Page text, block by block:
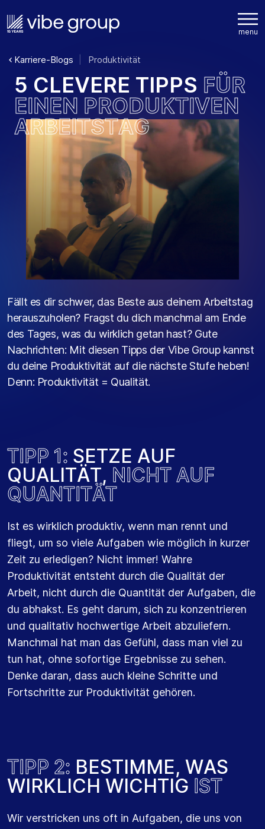
Karriere-Blogs Produktivität
5 CLEVERE TIPPS FÜR
EINEN PRODUKTIVEN
ARBEITSTAG
Fällt es dir schwer, das Beste aus deinem Arbeitstag
herauszuholen? Fragst du dich manchmal am Ende
des Tages, was du wirklich getan hast? Gute
Nachrichten: Mit diesen Tipps der Vibe Group kannst
du deine Produktivität auf die nächste Stufe heben!
Denn: Produktivität = Qualität.
TIPP 1: SETZE AUF
QUALITÄT, NICHT AUF
QUANTITÄT
Ist es wirklich produktiv, wenn man rennt und
fliegt, um so viele Aufgaben wie möglich in kurzer
Zeit zu erledigen? Nicht immer! Wahre
Produktivität entsteht durch die Qualität der
Arbeit, nicht durch die Quantität der Aufgaben, die
du abhakst. Es geht darum, sich zu konzentrieren
und qualitativ hochwertige Arbeit abzuliefern.
Manchmal hat man das Gefühl, dass man viel zu
tun hat, ohne sofortige Ergebnisse zu sehen.
Denke daran, dass auch kleine Schritte und
Fortschritte zur Produktivität gehören.
TIPP 2: BESTIMME, WAS
WIRKLICH WICHTIG IST
Wir verstricken uns oft in Aufgaben, die uns von